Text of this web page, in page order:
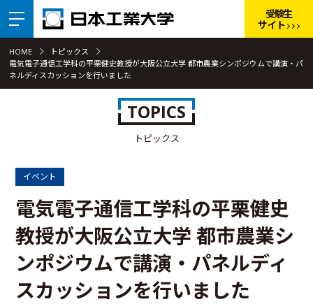
受験生
サイト
HOME
トピックス
電気電子通信工学科の平栗健史教授が大阪公立大学 都市農業シンポジウムで講演・パ
ネルディスカッションを行いました
TOPICS
トピックス
イベント
電気電子通信工学科の平栗健史
教授が大阪公立大学 都市農業シ
ンポジウムで講演・パネルディ
スカッションを行いました